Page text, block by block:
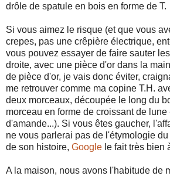
drôle de spatule en bois en forme de T.
Si vous aimez le risque (et que vous
crepes, pas une crêpière électrique,
vous pouvez essayer de faire sauter
droite, avec une pièce d'or dans la
de pièce d'or, je vais donc éviter,
me retrouver comme ma copine T.H.
deux morceaux, découpée le long du
morceau en forme de croissant de lune
d'amande...). Si vous êtes gaucher,
ne vous parlerai pas de l'étymologie
de son histoire, Google le fait très bien
A la maison, nous avons l'habitude de